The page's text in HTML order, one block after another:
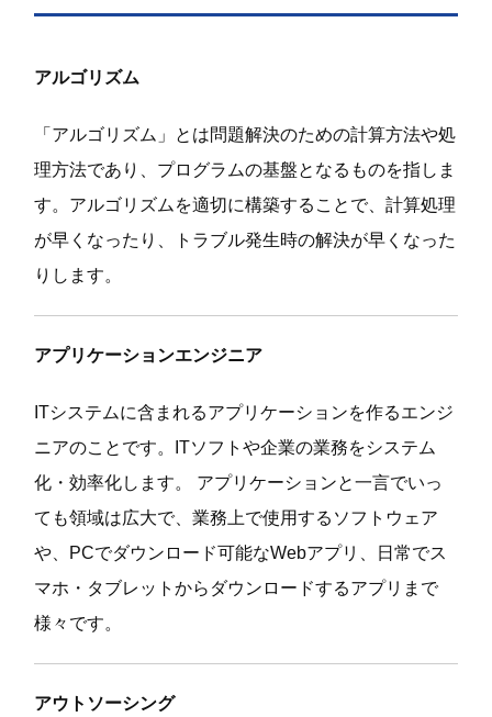
アルゴリズム
「アルゴリズム」とは問題解決のための計算方法や処
理方法であり、プログラムの基盤となるものを指しま
す。アルゴリズムを適切に構築することで、計算処理
が早くなったり、トラブル発生時の解決が早くなった
りします。
アプリケーションエンジニア
ITシステムに含まれるアプリケーションを作るエンジ
ニアのことです。ITソフトや企業の業務をシステム
化・効率化します。 アプリケーションと一言でいっ
ても領域は広大で、業務上で使用するソフトウェア
や、PCでダウンロード可能なWebアプリ、日常でス
マホ・タブレットからダウンロードするアプリまで
様々です。
アウトソーシング